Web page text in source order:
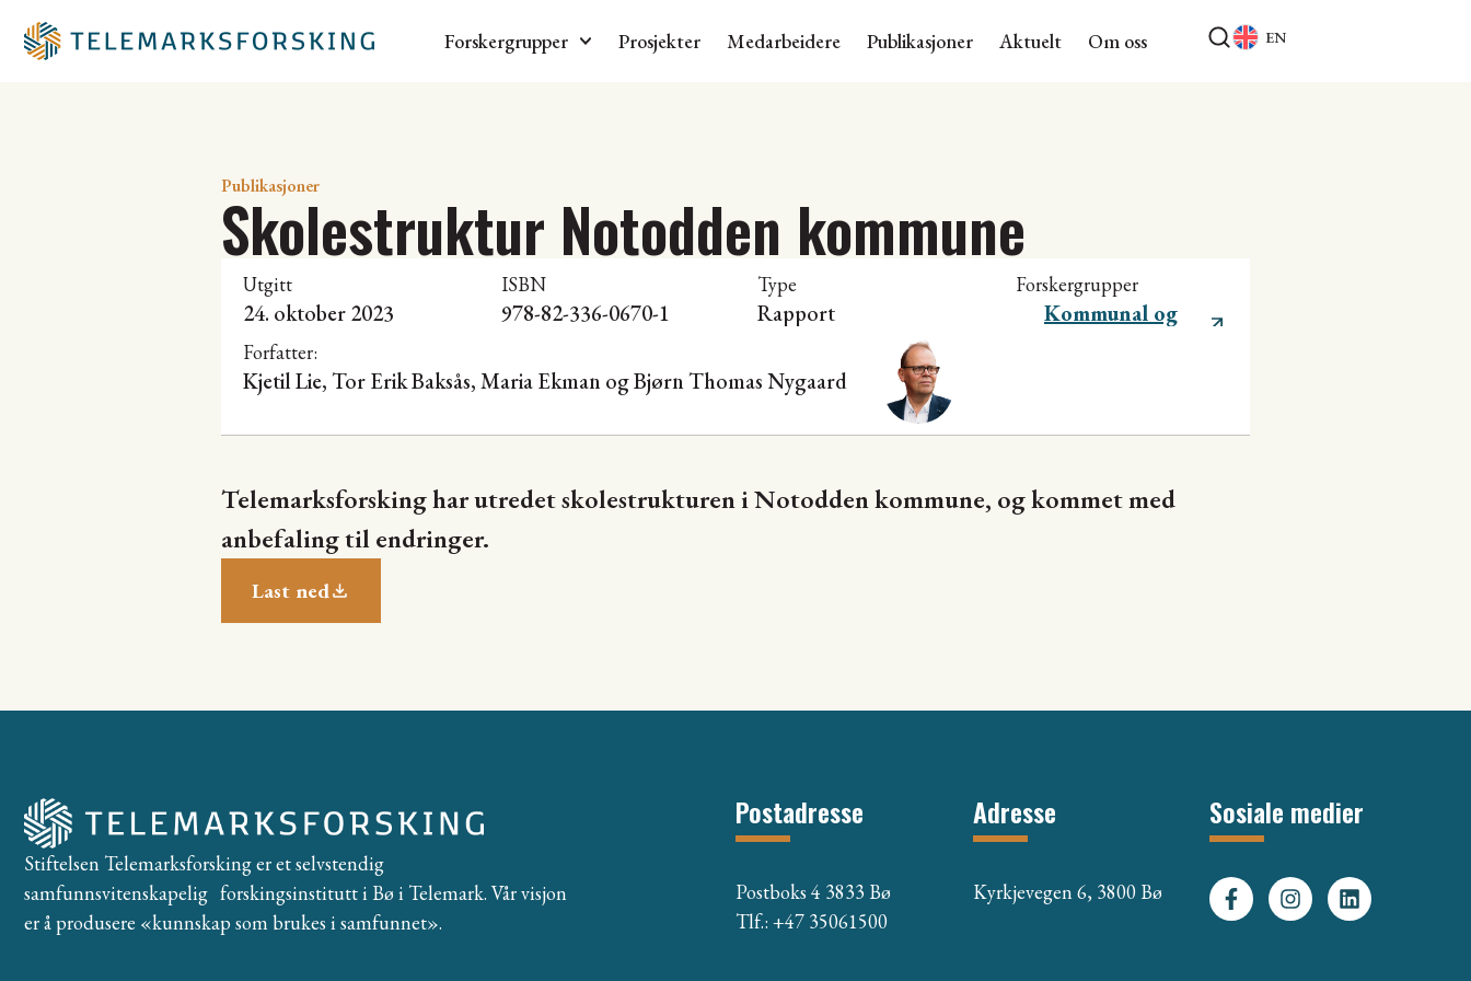
Forskergrupper Prosjekter Medarbeidere Publikasjoner Aktuelt Om oss EN
Publikasjoner
Skolestruktur Notodden kommune
Utgitt
24. oktober 2023
ISBN
978-82-336-0670-1
Type
Rapport
Forskergrupper
Kommunal og
regional utvikling
Forfatter:
Kjetil Lie, Tor Erik Baksås, Maria Ekman og Bjørn Thomas Nygaard
Telemarksforsking har utredet skolestrukturen i Notodden kommune, og kommet med
anbefaling til endringer.
Last ned
Stiftelsen Telemarksforsking er et selvstendig
samfunnsvitenskapelig forskingsinstitutt i Bø i Telemark. Vår visjon
er å produsere «kunnskap som brukes i samfunnet».
Postadresse
Postboks 4 3833 Bø
Tlf.: +47 35061500
Adresse
Kyrkjevegen 6, 3800 Bø
Sosiale medier